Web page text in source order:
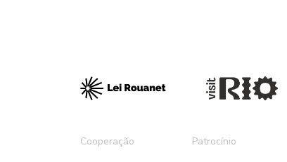
Cooperação Patrocínio